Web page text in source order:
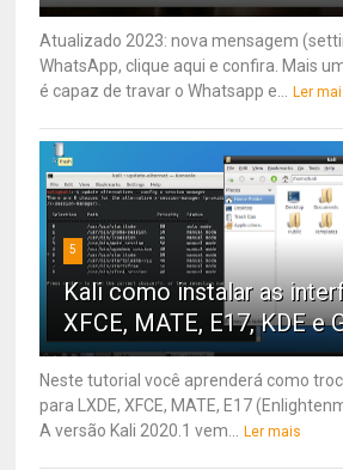
Atualizado 2023: nova mensagem
WhatsApp, clique aqui e confira. Mais
é capaz de travar o Whatsapp e... Ler
5
Kali como instalar as
XFCE, MATE, E17, KDE e
Neste tutorial você aprenderá como
para LXDE, XFCE, MATE, E17
A versão Kali 2020.1 vem... Ler mais